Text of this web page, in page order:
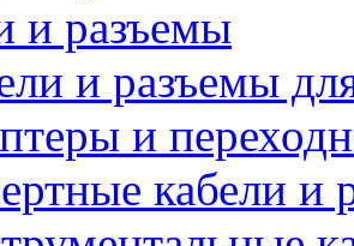
и разъемы
и разъемы
и
кабели и